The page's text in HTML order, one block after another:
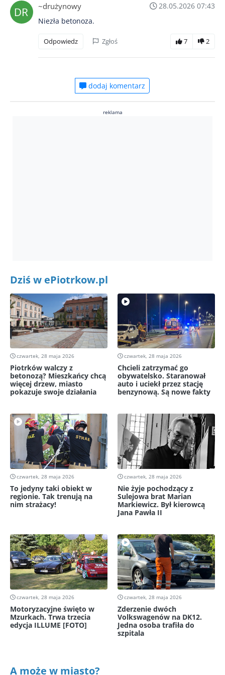
~drużynowy
28.05.2026 07:43
Niezła betonoza.
Odpowiedz Zgłoś 7 2
dodaj komentarz
reklama
Dziś w ePiotrkow.pl
czwartek, 28 maja 2026
Piotrków walczy z
betonozą? Mieszkańcy chcą
więcej drzew, miasto
pokazuje swoje działania
czwartek, 28 maja 2026
Chcieli zatrzymać go
obywatelsko. Staranował
auto i uciekł przez stację
benzynową. Są nowe fakty
czwartek, 28 maja 2026
To jedyny taki obiekt w
regionie. Tak trenują na
nim strażacy!
czwartek, 28 maja 2026
Nie żyje pochodzący z
Sulejowa brat Marian
Markiewicz. Był kierowcą
Jana Pawła II
czwartek, 28 maja 2026
Motoryzacyjne święto w
Mzurkach. Trwa trzecia
edycja ILLUME [FOTO]
czwartek, 28 maja 2026
Zderzenie dwóch
Volkswagenów na DK12.
Jedna osoba trafiła do
szpitala
A może w miasto?